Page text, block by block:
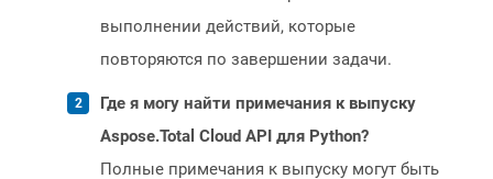
выполнении действий, которые
повторяются по завершении задачи.
Где я могу найти примечания к выпуску
Aspose.Total Cloud API для Python?
Полные примечания к выпуску могут быть